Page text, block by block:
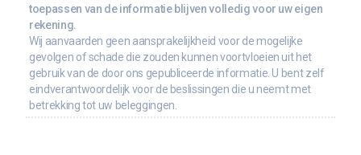
toepassen van de informatie blijven volledig voor uw eigen
rekening.
Wij aanvaarden geen aansprakelijkheid voor de mogelijke
gevolgen of schade die zouden kunnen voortvloeien uit het
gebruik van de door ons gepubliceerde informatie. U bent zelf
eindverantwoordelijk voor de beslissingen die u neemt met
betrekking tot uw beleggingen.